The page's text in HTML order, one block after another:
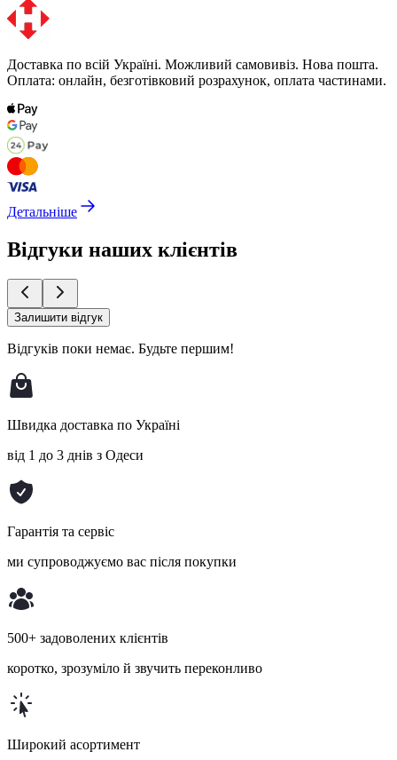
Доставка по всій Україні. Можливий самовивіз. Нова пошта.
Оплата: онлайн, безготівковий розрахунок, оплата частинами.
Детальніше
Відгуки наших клієнтів
Залишити відгук
Відгуків поки немає. Будьте першим!
Швидка доставка по Україні
від 1 до 3 днів з Одеси
Гарантія та сервіс
ми супроводжуємо вас після покупки
500+ задоволених клієнтів
коротко, зрозуміло й звучить переконливо
Широкий асортимент